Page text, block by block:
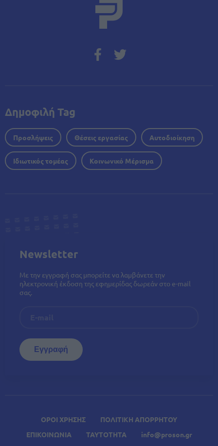
ΟΡΟΙ ΧΡΗΣΗΣ
ΠΟΛΙΤΙΚΗ ΑΠΟΡΡΗΤΟΥ
ΕΠΙΚΟΙΝΩΝΙΑ
ΤΑΥΤΟΤΗΤΑ
info@proson.gr
Δημοφιλή Tag
Προσλήψεις Θέσεις εργασίας Αυτοδιοίκηση
Ιδιωτικός τομέας Κοινωνικό Μέρισμα
Newsletter
Με την εγγραφή σας μπορείτε να λαμβάνετε την
ηλεκτρονική έκδοση της εφημερίδας δωρεάν στο e-mail
σας.